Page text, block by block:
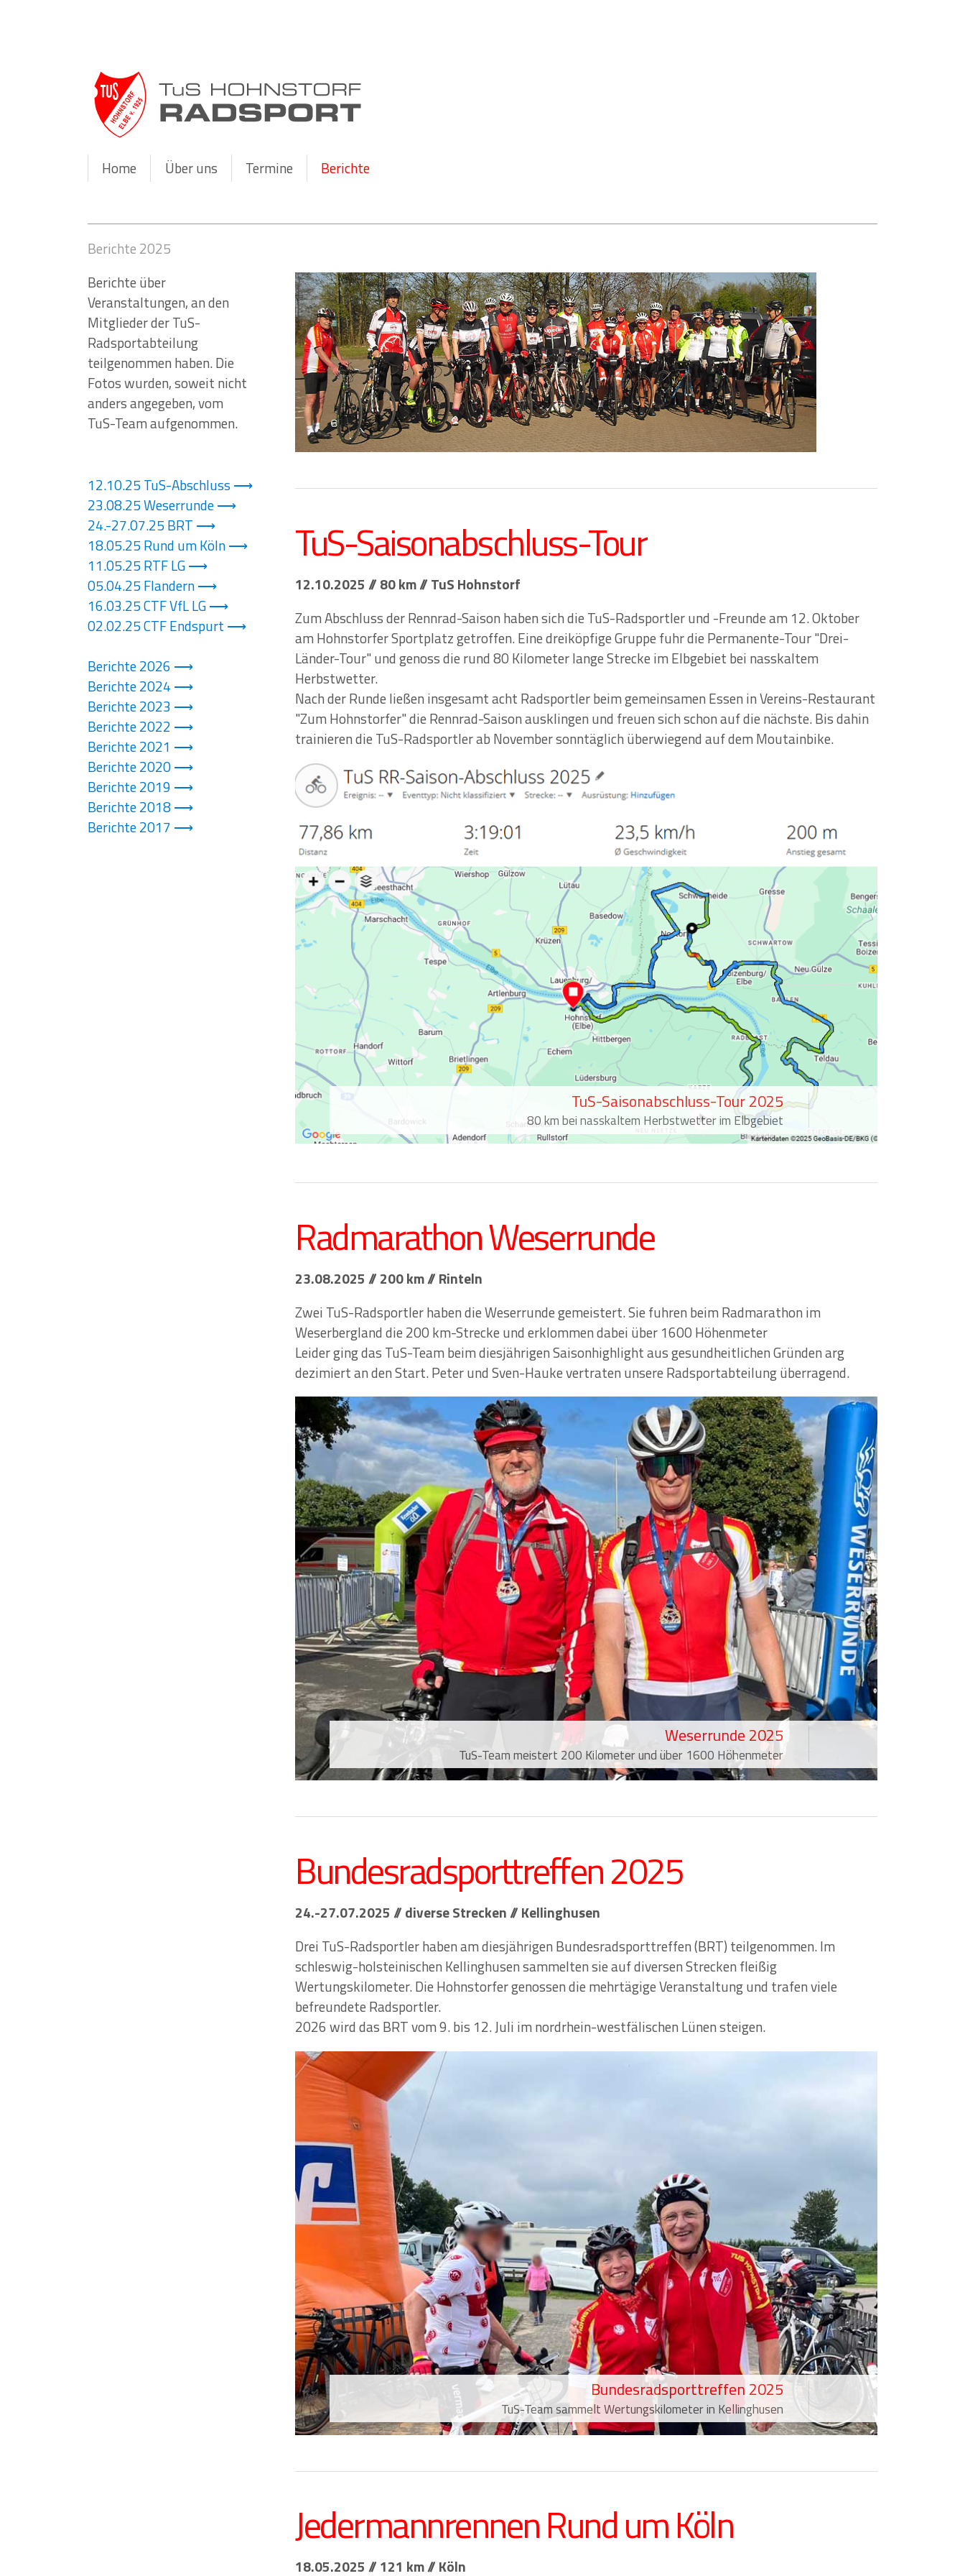
Home Über uns Termine Berichte
Berichte 2025
Berichte über
Veranstaltungen, an den
Mitglieder der TuS-
Radsportabteilung
teilgenommen haben. Die
Fotos wurden, soweit nicht
anders angegeben, vom
TuS-Team aufgenommen.
12.10.25 TuS-Abschluss
23.08.25 Weserrunde
24.-27.07.25 BRT
18.05.25 Rund um Köln
11.05.25 RTF LG
05.04.25 Flandern
16.03.25 CTF VfL LG
02.02.25 CTF Endspurt
Berichte 2026
Berichte 2024
Berichte 2023
Berichte 2022
Berichte 2021
Berichte 2020
Berichte 2019
Berichte 2018
Berichte 2017
TuS-Saisonabschluss-Tour
12.10.2025 // 80 km // TuS Hohnstorf
Zum Abschluss der Rennrad-Saison haben sich die TuS-Radsportler und -Freunde am 12. Oktober
am Hohnstorfer Sportplatz getroffen. Eine dreiköpfige Gruppe fuhr die Permanente-Tour "Drei-
Länder-Tour" und genoss die rund 80 Kilometer lange Strecke im Elbgebiet bei nasskaltem
Herbstwetter.
Nach der Runde ließen insgesamt acht Radsportler beim gemeinsamen Essen in Vereins-Restaurant
"Zum Hohnstorfer" die Rennrad-Saison ausklingen und freuen sich schon auf die nächste. Bis dahin
trainieren die TuS-Radsportler ab November sonntäglich überwiegend auf dem Moutainbike.
TuS-Saisonabschluss-Tour 2025
80 km bei nasskaltem Herbstwetter im Elbgebiet
Radmarathon Weserrunde
23.08.2025 // 200 km // Rinteln
Zwei TuS-Radsportler haben die Weserrunde gemeistert. Sie fuhren beim Radmarathon im
Weserbergland die 200 km-Strecke und erklommen dabei über 1600 Höhenmeter
Leider ging das TuS-Team beim diesjährigen Saisonhighlight aus gesundheitlichen Gründen arg
dezimiert an den Start. Peter und Sven-Hauke vertraten unsere Radsportabteilung überragend.
Weserrunde 2025
TuS-Team meistert 200 Kilometer und über 1600 Höhenmeter
Bundesradsporttreffen 2025
24.-27.07.2025 // diverse Strecken // Kellinghusen
Drei TuS-Radsportler haben am diesjährigen Bundesradsporttreffen (BRT) teilgenommen. Im
schleswig-holsteinischen Kellinghusen sammelten sie auf diversen Strecken fleißig
Wertungskilometer. Die Hohnstorfer genossen die mehrtägige Veranstaltung und trafen viele
befreundete Radsportler.
2026 wird das BRT vom 9. bis 12. Juli im nordrhein-westfälischen Lünen steigen.
Bundesradsporttreffen 2025
TuS-Team sammelt Wertungskilometer in Kellinghusen
Jedermannrennen Rund um Köln
18.05.2025 // 121 km // Köln